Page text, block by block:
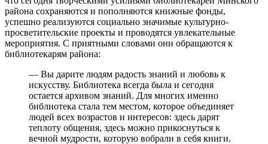
района сохраняются и пополняются книжные фонды,
успешно реализуются социально значимые культурно-
просветительские проекты и проводятся увлекательные
мероприятия. С приятными словами они обращаются к
библиотекарям района:
— Вы дарите людям радость знаний и любовь к
искусству. Библиотека всегда была и сегодня
остается архивом знаний. Для многих именно
библиотека стала тем местом, которое объединяет
людей всех возрастов и интересов: здесь дарят
теплоту общения, здесь можно прикоснуться к
вечной мудрости, которую вобрали в себя книги.